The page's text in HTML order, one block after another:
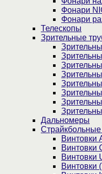
Фонари
Фонари
Телескопы
Зрительные
Дальномеры
Страйкбольные
Винтовки
Винтовки
Винтовки
Винтовки